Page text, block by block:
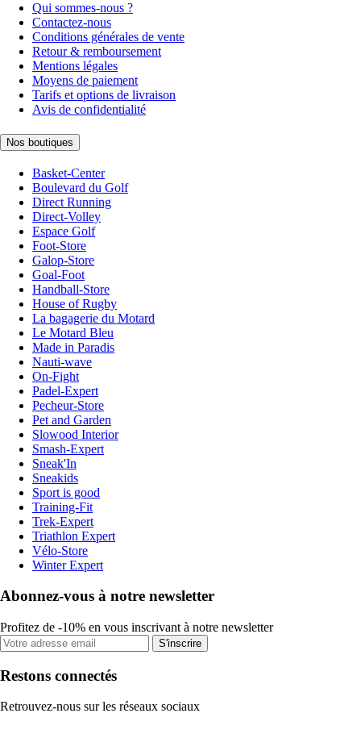
Qui sommes-nous ?
Contactez-nous
Conditions générales de vente
Retour & remboursement
Mentions légales
Moyens de paiement
Tarifs et options de livraison
Avis de confidentialité
Nos boutiques
Basket-Center
Boulevard du Golf
Direct Running
Direct-Volley
Espace Golf
Foot-Store
Galop-Store
Goal-Foot
Handball-Store
House of Rugby
La bagagerie du Motard
Le Motard Bleu
Made in Paradis
Nauti-wave
On-Fight
Padel-Expert
Pecheur-Store
Pet and Garden
Slowood Interior
Smash-Expert
Sneak'In
Sneakids
Sport is good
Training-Fit
Trek-Expert
Triathlon Expert
Vélo-Store
Winter Expert
Abonnez-vous à notre newsletter
Profitez de -10% en vous inscrivant à notre newsletter
S'inscrire
Restons connectés
Retrouvez-nous sur les réseaux sociaux